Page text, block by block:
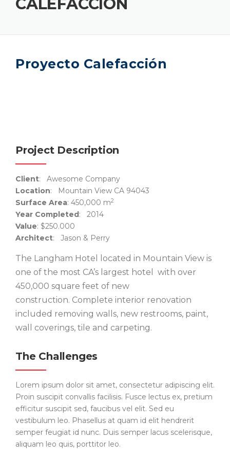
CALEFACCIÓN
Proyecto Calefacción
Project Description
Client: Awesome Company
Location: Mountain View CA 94043
Surface Area: 450,000 m2
Year Completed: 2014
Value: $250.000
Architect: Jason & Perry
The Langham Hotel located in Mountain View is
one of the most CA’s largest hotel with over
450,000 square feet of new
construction. Complete interior renovation
included removing walls, new restrooms, paint,
wall coverings, tile and carpeting.
The Challenges
Lorem ipsum dolor sit amet, consectetur adipiscing elit.
Proin suscipit convallis facilisis. Fusce lectus ex, pretium
efficitur suscipit sed, faucibus vel elit. Sed eu
vestibulum leo. Phasellus at quam id elit hendrerit
semper feugiat id nunc. Duis semper lacus scelerisque,
aliquam leo quis, porttitor leo.